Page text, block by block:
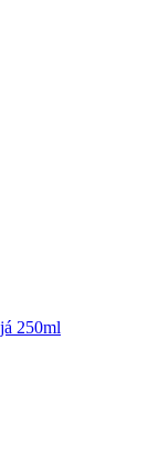
250ml